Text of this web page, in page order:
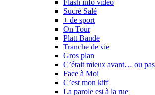
Flash info video
Sucré Salé
+ de sport
On Tour
Platt Bande
Tranche de vie
Gros plan
C’était mieux avant… ou pas
Face à Moi
C’est mon kiff
La parole est à la rue